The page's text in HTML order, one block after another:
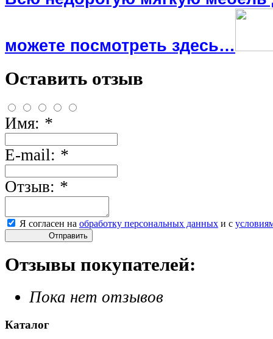
можете посмотреть здесь…
Оставить отзыв
Имя: *
E-mail: *
Отзыв: *
Я согласен на обработку персональных данных и с
Отправить
Отзывы покупателей:
Пока нет отзывов
Каталог